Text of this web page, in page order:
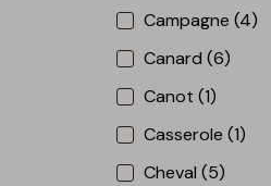
Campagne (4)
Canard (6)
Canot (1)
Casserole (1)
Cheval (5)